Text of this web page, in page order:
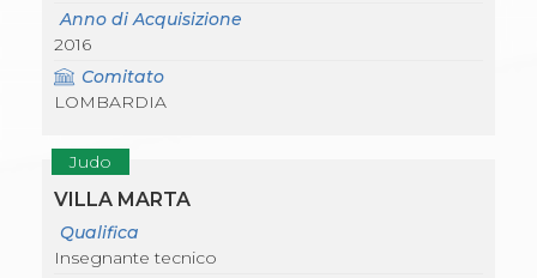
Karate
Anno di Acquisizione
2016
Comitato
LOMBARDIA
Judo
VILLA MARTA
Qualifica
Insegnante tecnico